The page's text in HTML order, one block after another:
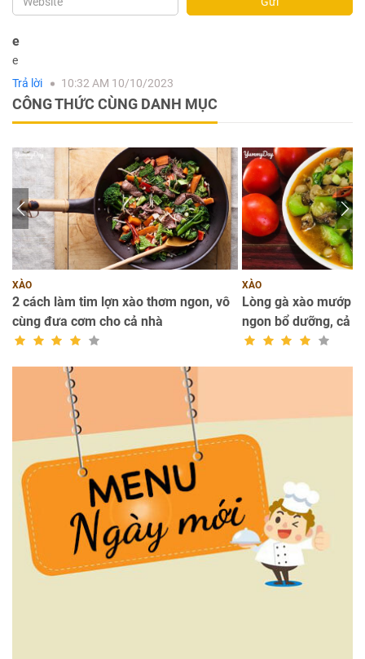
e
e
Trả lời
10:32 AM 10/10/2023
CÔNG THỨC CÙNG DANH MỤC
XÀO
2 cách làm tim lợn xào thơm ngon, vô
cùng đưa cơm cho cả nhà
XÀO
Lòng gà xào mướp -
ngon bổ dưỡng, cả